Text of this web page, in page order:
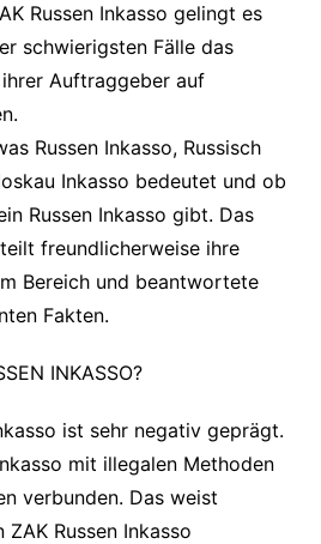
Russen Inkasso gelingt es
schwierigsten Fälle das
Auftraggeber auf
Russen Inkasso, Russisch
Inkasso bedeutet und ob
Russen Inkasso gibt. Das
freundlicherweise ihre
Bereich und beantwortete
Fakten.
INKASSO?
ist sehr negativ geprägt.
mit illegalen Methoden
verbunden. Das weist
Russen Inkasso